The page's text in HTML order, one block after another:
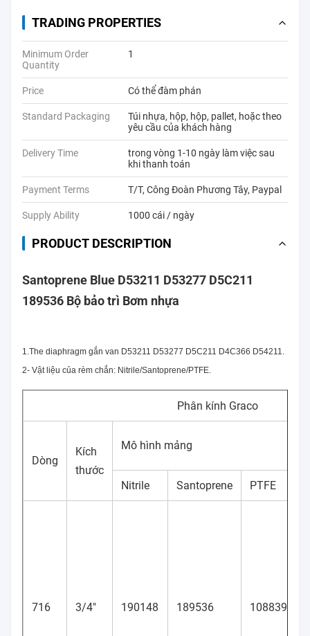
TRADING PROPERTIES
Minimum Order
Quantity
1
Price Có thể đàm phán
Standard Packaging
Túi nhựa, hộp, hộp, pallet, hoặc theo
yêu cầu của khách hàng
Delivery Time
trong vòng 1-10 ngày làm việc sau
khi thanh toán
Payment Terms T/T, Công Đoàn Phương Tây, Paypal
Supply Ability 1000 cái / ngày
PRODUCT DESCRIPTION
Santoprene Blue D53211 D53277 D5C211
189536 Bộ bảo trì Bơm nhựa
1.The diaphragm gắn van D53211 D53277 D5C211 D4C366 D54211.
2- Vật liệu của rèm chắn: Nitrile/Santoprene/PTFE.
Phân kính Graco
Dòng
Kích
thước
Mô hình mảng
Nitrile Santoprene PTFE
716 3/4" 190148 189536 108839